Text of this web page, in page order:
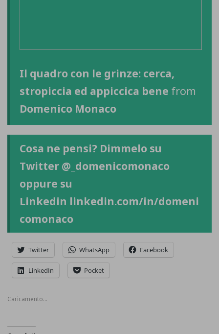
Il quadro con le grinze: cerca,
stropiccia ed appiccica bene from
Domenico Monaco
Cosa ne pensi? Dimmelo su
Twitter @_domenicomonaco
oppure su
Linkedin linkedin.com/in/domeni
comonaco
Twitter WhatsApp Facebook
LinkedIn Pocket
Caricamento...